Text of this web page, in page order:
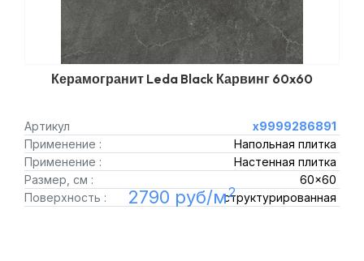
Керамогранит Leda Black Карвинг 60x60
Артикул
х9999286891
Применение :
Напольная плитка
Применение :
Настенная плитка
Размер, см :
60x60
Поверхность :
структурированная
2790 руб/м2